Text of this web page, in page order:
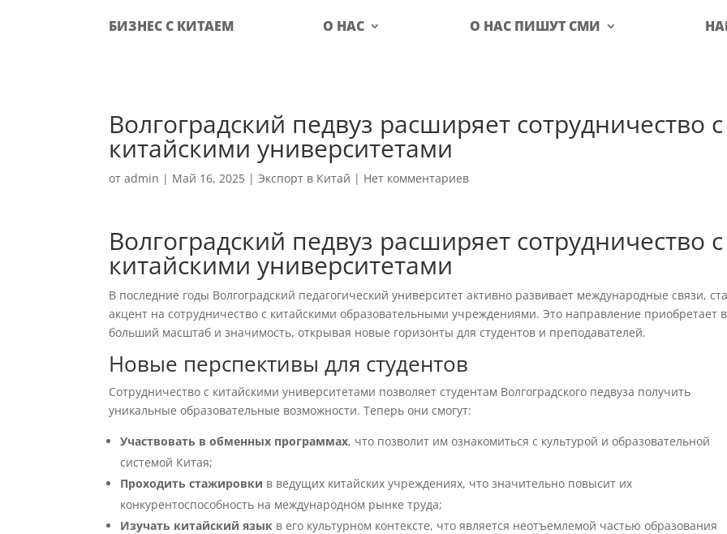
БИЗНЕС С КИТАЕМ О НАС О НАС ПИШУТ СМИ
Волгоградский педвуз расширяет сотрудничество с
китайскими университетами
отadmin | Май 16, 2025 |Экспорт в Китай | Нет комментариев
Волгоградский педвуз расширяет сотрудничество с
китайскими университетами
В последние годы Волгоградский педагогический университет активно развивает международные связи,
акцент на сотрудничество с китайскими образовательными учреждениями. Это направление приобретает
больший масштаб и значимость, открывая новые горизонты для студентов и преподавателей.
Новые перспективы для студентов
Сотрудничество с китайскими университетами позволяет студентам Волгоградского педвуза получить
уникальные образовательные возможности. Теперь они смогут:
Участвовать в обменных программах, что позволит им ознакомиться с культурой и образовательной
системой Китая;
Проходить стажировки в ведущих китайских учреждениях, что значительно повысит их
конкурентоспособность на международном рынке труда;
Изучать китайский язык в его культурном контексте, что является неотъемлемой частью образования